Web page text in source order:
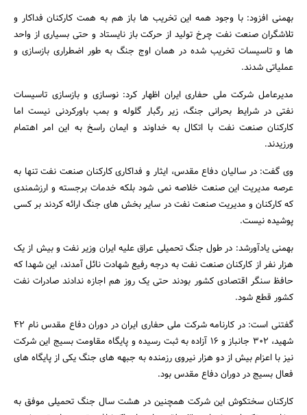
بهمنی افزود: با وجود همه این تخریب ها باز هم به همت کارکنان فداکار و
تلاشگران صنعت نفت چرخ تولید از حرکت باز نایستاد و حتی بسیاری از واحد
ها و تاسیسات تخریب شده در همان اوج جنگ به طور اضطراری بازسازی و
عملیاتی شدند.
مدیرعامل شرکت ملی حفاری ایران اظهار کرد: نوسازی و بازسازی تاسیسات
نفتی در شرایط بحرانی جنگ، زیر رگبار گلوله و بمب باورکردنی نیست اما
کارکنان صنعت نفت با اتکال به خداوند و ایمان راسخ به این امر اهتمام
ورزیدند.
وی گفت: در سالیان دفاع مقدس، ایثار و فداکاری کارکنان صنعت نفت تنها به
عرصه مدیریت این صنعت خلاصه نمی شود بلکه خدمات برجسته و ارزشمندی
که کارکنان و مدیریت صنعت نفت در سایر بخش های جنگ ارائه کردند بر کسی
پوشیده نیست.
بهمنی یادآورشد: در طول جنگ تحمیلی عراق علیه ایران وزیر نفت و بیش از یک
هزار نفر از کارکنان صنعت نفت به درجه رفیع شهادت نائل آمدند، این شهدا که
حافظ سنگر اقتصادی کشور بودند حتی یک روز هم اجازه ندادند صادرات نفت
کشور قطع شود.
گفتنی است: در کارنامه شرکت ملی حفاری ایران در دوران دفاع مقدس نام 42
شهید، 302 جانباز و 16 آزاده به ثبت رسیده و پایگاه مقاومت بسیج این شرکت
نیز با اعزام بیش از دو هزار نیروی رزمنده به جبهه های جنگ یکی از پایگاه های
فعال بسیج در دوران دفاع مقدس بود.
کارکنان سختکوش این شرکت همچنین در هشت سال جنگ تحمیلی موفق به